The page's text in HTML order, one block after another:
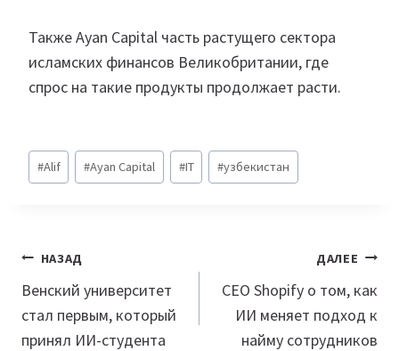
Также Ayan Capital часть растущего сектора
исламских финансов Великобритании, где
спрос на такие продукты продолжает расти.
Метки
записи:
#Alif #Ayan Capital #IT #узбекистан
Навигация
по
записям
НАЗАД
Венский университет
стал первым, который
принял ИИ-студента
ДАЛЕЕ
CEO Shopify о том, как
ИИ меняет подход к
найму сотрудников